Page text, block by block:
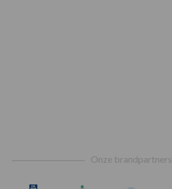
Onze brandpartners